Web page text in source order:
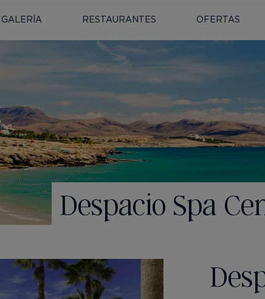
GALERÍA RESTAURANTES OFERTAS
Despacio Spa